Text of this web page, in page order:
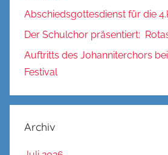
Abschiedsgottesdienst für die
Der Schulchor präsentiert:
Auftritts des Johanniterchors
Festival
Archiv